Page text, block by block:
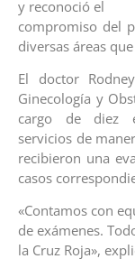
y reconoció el
compromiso del
diversas áreas
El doctor
Ginecología y
cargo de diez
servicios de
recibieron una
casos
«Contamos con
de exámenes.
la Cruz Roja»,